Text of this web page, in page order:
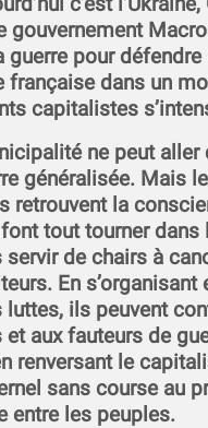
gouvernement
guerre pour
française dans un
capitalistes
ne peut
généralisée. Mais
retrouvent la
tout tourner dans
servir de chairs à
En s’organisant
luttes, ils peuvent
aux fauteurs de
renversant le
sans course au
entre les peuples.